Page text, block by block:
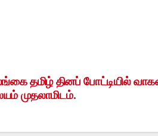
தமிழ் தினப் போட்டியில்
முதலாமிடம்.